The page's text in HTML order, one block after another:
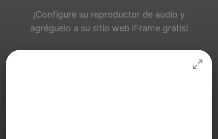
¡Configure su reproductor de audio y
agréguelo a su sitio web iFrame gratis!